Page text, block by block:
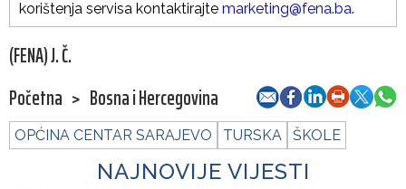
korištenja servisa kontaktirajte marketing@fena.ba.
(FENA) J. Č.
Početna > Bosna i Hercegovina
OPĆINA CENTAR SARAJEVO TURSKA ŠKOLE
NAJNOVIJE VIJESTI